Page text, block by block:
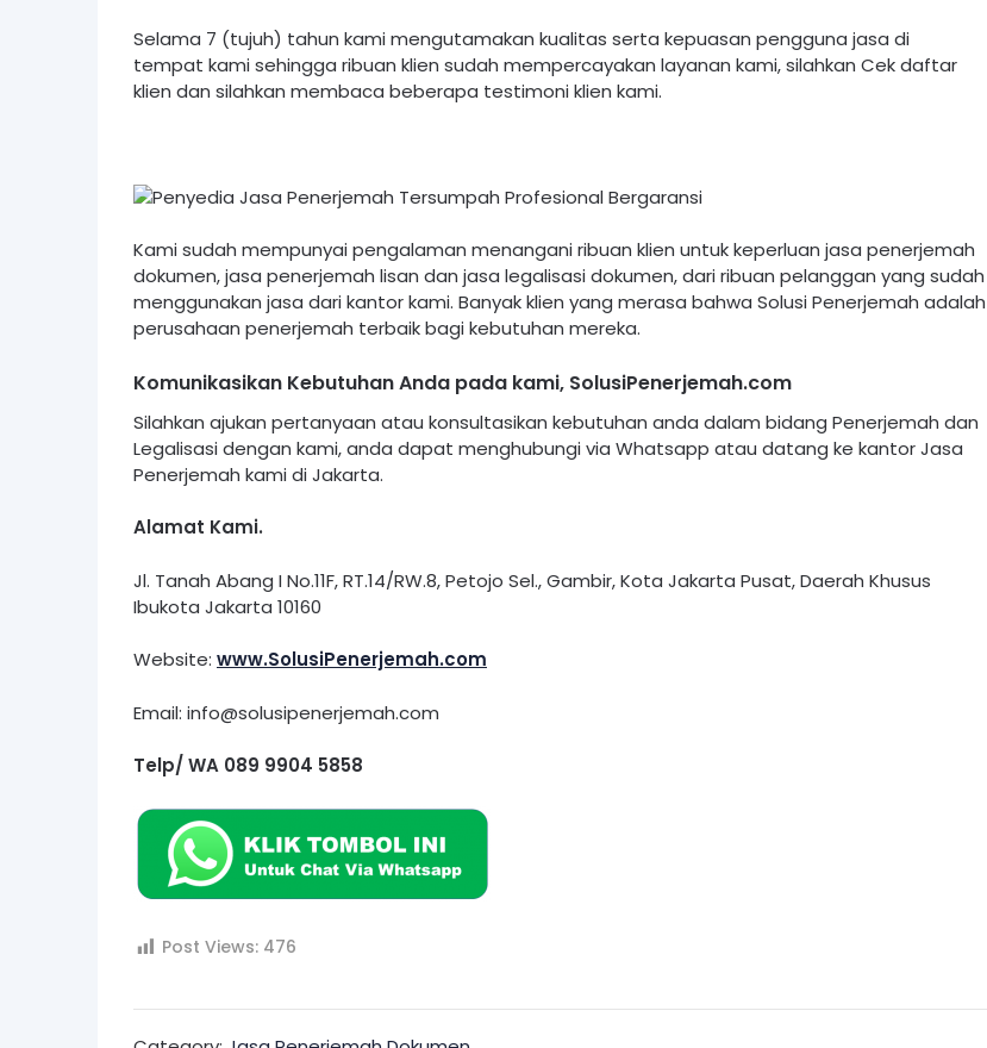
Selama 7 (tujuh) tahun kami mengutamakan kualitas serta kepuasan pengguna jasa di
tempat kami sehingga ribuan klien sudah mempercayakan layanan kami, silahkan Cek daftar
klien dan silahkan membaca beberapa testimoni klien kami.
Kami sudah mempunyai pengalaman menangani ribuan klien untuk keperluan jasa penerjemah
dokumen, jasa penerjemah lisan dan jasa legalisasi dokumen, dari ribuan pelanggan yang sudah
menggunakan jasa dari kantor kami. Banyak klien yang merasa bahwa Solusi Penerjemah adalah
perusahaan penerjemah terbaik bagi kebutuhan mereka.
Komunikasikan Kebutuhan Anda pada kami, SolusiPenerjemah.com
Silahkan ajukan pertanyaan atau konsultasikan kebutuhan anda dalam bidang Penerjemah dan
Legalisasi dengan kami, anda dapat menghubungi via Whatsapp atau datang ke kantor Jasa
Penerjemah kami di Jakarta.
Alamat Kami.
Jl. Tanah Abang I No.11F, RT.14/RW.8, Petojo Sel., Gambir, Kota Jakarta Pusat, Daerah Khusus
Ibukota Jakarta 10160
Website: www.SolusiPenerjemah.com
Email: info@solusipenerjemah.com
Telp/ WA 089 9904 5858
Post Views: 476